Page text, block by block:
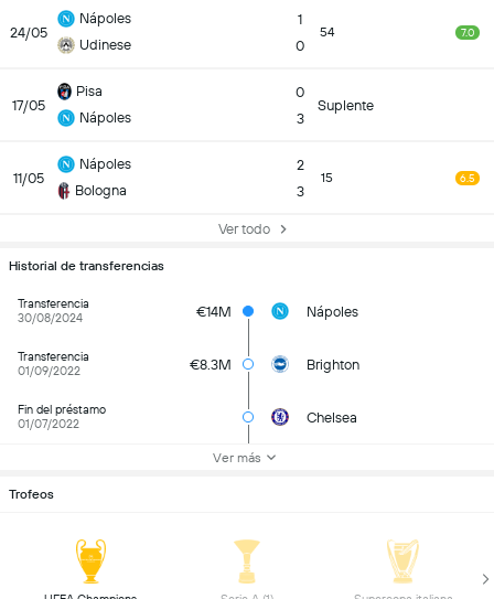
24/05
Nápoles
Udinese
1
0
54 7.0
17/05
Pisa
Nápoles
0
3
Suplente
11/05
Nápoles
Bologna
2
3
15 6.5
Ver todo
Historial de transferencias
Transferencia
30/08/2024
€14M Nápoles
Transferencia
01/09/2022
€8.3M Brighton
Fin del préstamo
01/07/2022
Chelsea
Ver más
Trofeos